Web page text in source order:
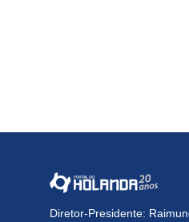
Diretor-Presidente: